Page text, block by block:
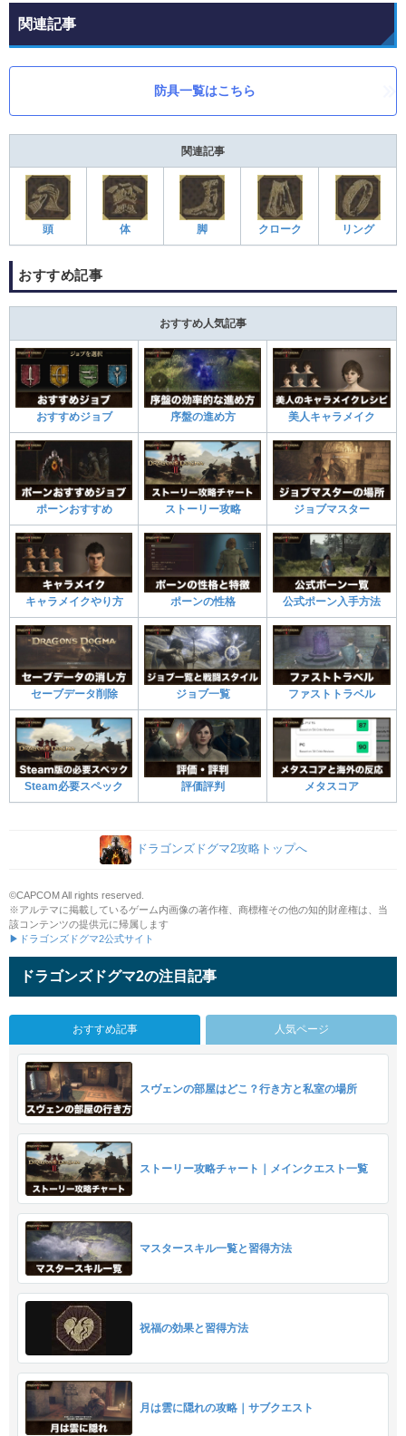
関連記事
防具一覧はこちら
関連記事
頭 体 脚 クローク リング
おすすめ記事
おすすめ人気記事
おすすめジョブ 序盤の進め方 美人キャラメイク
ポーンおすすめ ストーリー攻略 ジョブマスター
キャラメイクやり方 ポーンの性格 公式ポーン入手方法
セーブデータ削除 ジョブ一覧 ファストトラベル
Steam必要スペック 評価評判 メタスコア
ドラゴンズドグマ2攻略トップへ
©CAPCOM All rights reserved.
※アルテマに掲載しているゲーム内画像の著作権、商標権その他の知的財産権は、当
該コンテンツの提供元に帰属します
▶ドラゴンズドグマ2公式サイト
ドラゴンズドグマ2の注目記事
おすすめ記事 人気ページ
スヴェンの部屋はどこ？行き方と私室の場所
ストーリー攻略チャート｜メインクエスト一覧
マスタースキル一覧と習得方法
祝福の効果と習得方法
月は雲に隠れの攻略｜サブクエスト